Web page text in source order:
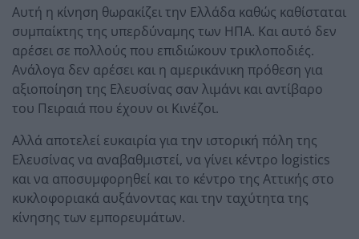
Αυτή η κίνηση θωρακίζει την Ελλάδα καθώς καθίσταται
συμπαίκτης της υπερδύναμης των ΗΠΑ. Και αυτό δεν
αρέσει σε πολλούς που επιδιώκουν τρικλοποδιές.
Ανάλογα δεν αρέσει και η αμερικάνικη πρόθεση για
αξιοποίηση της Ελευσίνας σαν λιμάνι και αντίβαρο
του Πειραιά που έχουν οι Κινέζοι.
Αλλά αποτελεί ευκαιρία για την ιστορική πόλη της
Ελευσίνας να αναβαθμιστεί, να γίνει κέντρο logistics
και να αποσυμφορηθεί και το κέντρο της Αττικής στο
κυκλοφοριακά αυξάνοντας και την ταχύτητα της
κίνησης των εμπορευμάτων.